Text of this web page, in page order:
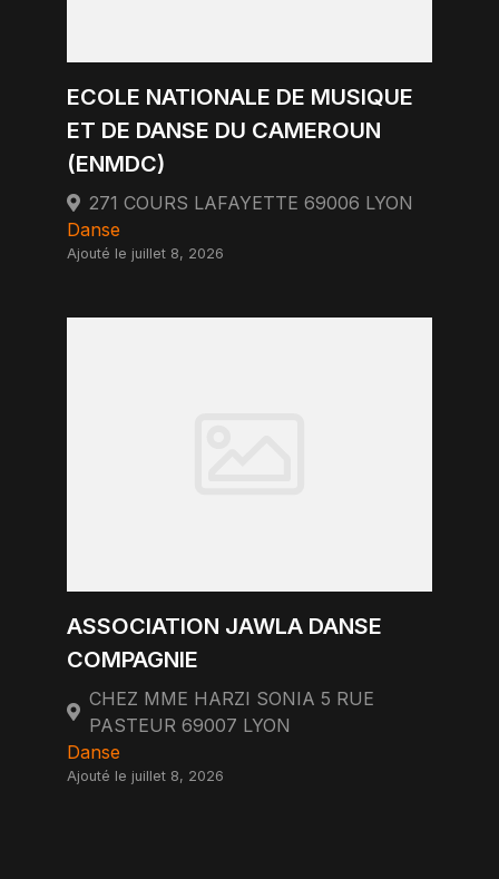
ECOLE NATIONALE DE MUSIQUE
ET DE DANSE DU CAMEROUN
(ENMDC)
271 COURS LAFAYETTE 69006 LYON
Danse
Ajouté le juillet 8, 2026
ASSOCIATION JAWLA DANSE
COMPAGNIE
CHEZ MME HARZI SONIA 5 RUE
PASTEUR 69007 LYON
Danse
Ajouté le juillet 8, 2026